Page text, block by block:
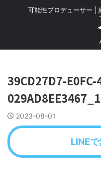
可能性プロデューサー |
39CD27D7-E0FC-
2023-08-01
LINE